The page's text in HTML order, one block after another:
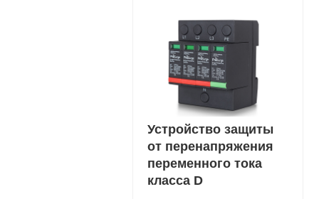
Устройство защиты
от перенапряжения
переменного тока
класса D